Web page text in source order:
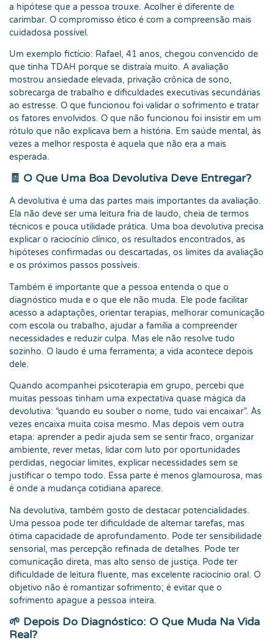
a hipótese que a pessoa trouxe. Acolher é diferente de
carimbar. O compromisso ético é com a compreensão mais
cuidadosa possível.
Um exemplo fictício: Rafael, 41 anos, chegou convencido de
que tinha TDAH porque se distraía muito. A avaliação
mostrou ansiedade elevada, privação crônica de sono,
sobrecarga de trabalho e dificuldades executivas secundárias
ao estresse. O que funcionou foi validar o sofrimento e tratar
os fatores envolvidos. O que não funcionou foi insistir em um
rótulo que não explicava bem a história. Em saúde mental, às
vezes a melhor resposta é aquela que não era a mais
esperada.
🧾 O Que Uma Boa Devolutiva Deve Entregar?
A devolutiva é uma das partes mais importantes da avaliação.
Ela não deve ser uma leitura fria de laudo, cheia de termos
técnicos e pouca utilidade prática. Uma boa devolutiva precisa
explicar o raciocínio clínico, os resultados encontrados, as
hipóteses confirmadas ou descartadas, os limites da avaliação
e os próximos passos possíveis.
Também é importante que a pessoa entenda o que o
diagnóstico muda e o que ele não muda. Ele pode facilitar
acesso a adaptações, orientar terapias, melhorar comunicação
com escola ou trabalho, ajudar a família a compreender
necessidades e reduzir culpa. Mas ele não resolve tudo
sozinho. O laudo é uma ferramenta; a vida acontece depois
dele.
Quando acompanhei psicoterapia em grupo, percebi que
muitas pessoas tinham uma expectativa quase mágica da
devolutiva: “quando eu souber o nome, tudo vai encaixar”. Às
vezes encaixa muita coisa mesmo. Mas depois vem outra
etapa: aprender a pedir ajuda sem se sentir fraco, organizar
ambiente, rever metas, lidar com luto por oportunidades
perdidas, negociar limites, explicar necessidades sem se
justificar o tempo todo. Essa parte é menos glamourosa, mas
é onde a mudança cotidiana aparece.
Na devolutiva, também gosto de destacar potencialidades.
Uma pessoa pode ter dificuldade de alternar tarefas, mas
ótima capacidade de aprofundamento. Pode ter sensibilidade
sensorial, mas percepção refinada de detalhes. Pode ter
comunicação direta, mas alto senso de justiça. Pode ter
dificuldade de leitura fluente, mas excelente raciocínio oral. O
objetivo não é romantizar sofrimento; é evitar que o
sofrimento apague a pessoa inteira.
🌱 Depois Do Diagnóstico: O Que Muda Na Vida
Real?